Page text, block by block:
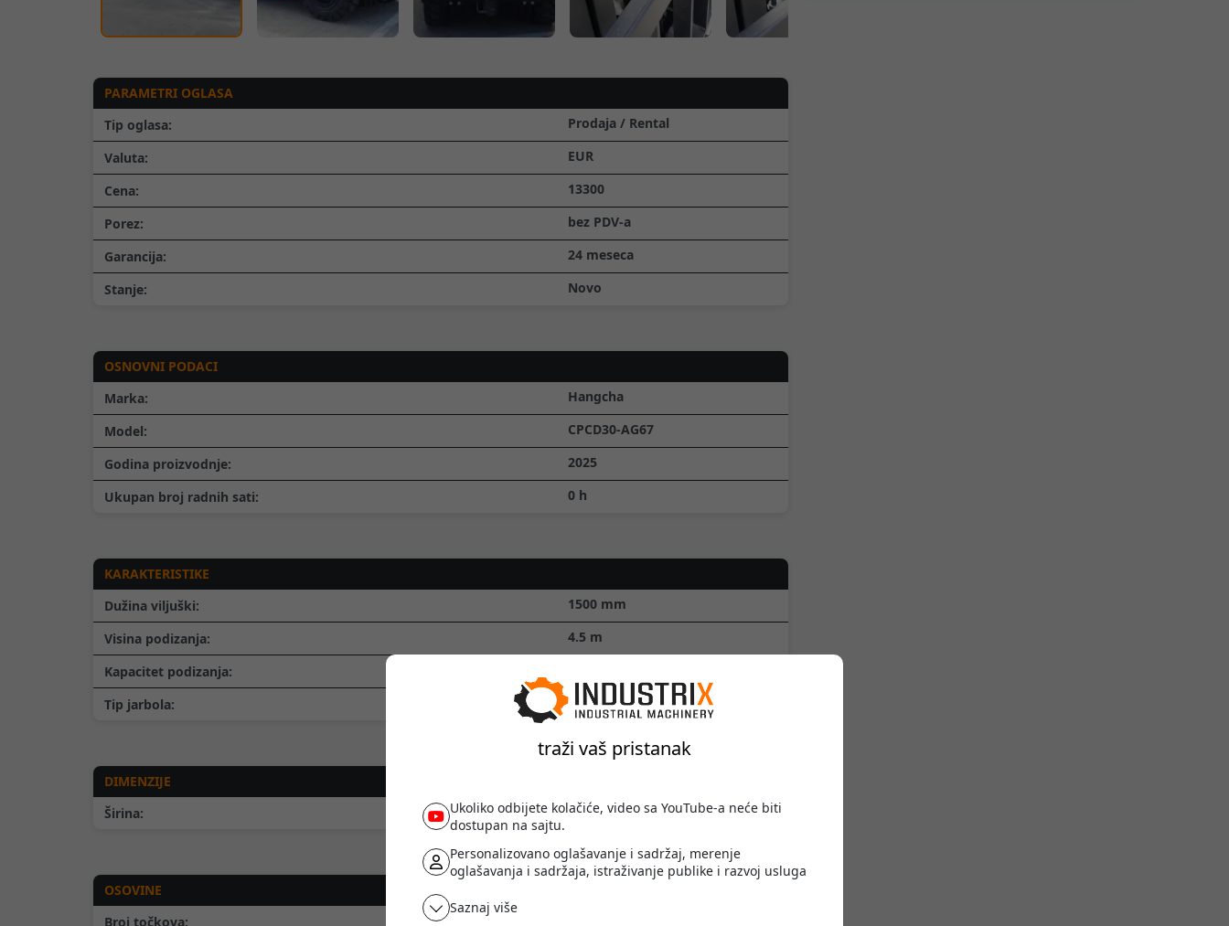
traži vaš pristanak
Ukoliko odbijete kolačiće, video sa YouTube-a neće biti
dostupan na sajtu.
Personalizovano oglašavanje i sadržaj, merenje
oglašavanja i sadržaja, istraživanje publike i razvoj usluga
Saznaj više
PARAMETRI OGLASA
Tip oglasa:
Prodaja / Rental
Valuta:
EUR
Cena:
13300
Porez:
bez PDV-a
Garancija:
24 meseca
Stanje:
Novo
OSNOVNI PODACI
Marka:
Hangcha
Model:
CPCD30-AG67
Godina proizvodnje:
2025
Ukupan broj radnih sati:
0 h
KARAKTERISTIKE
Dužina viljuški:
1500 mm
Visina podizanja:
4.5 m
Kapacitet podizanja:
Tip jarbola:
Triplex
DIMENZIJE
Širina:
-0.00 m
OSOVINE
Broj točkova: